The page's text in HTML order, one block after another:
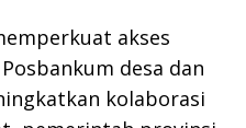
akses
desa dan
kolaborasi